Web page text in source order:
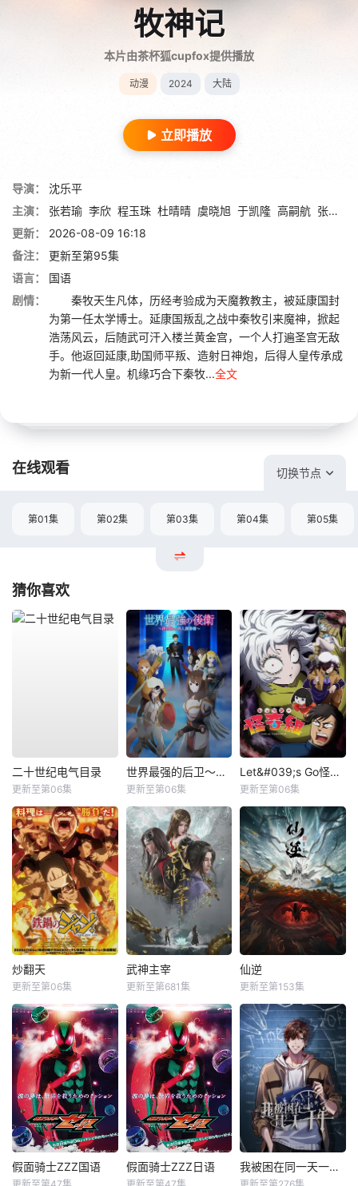
牧神记
本片由茶杯狐cupfox提供播放
动漫 2024 大陆
立即播放
导演：
沈乐平
主演：
张若瑜 李欣 程玉珠 杜晴晴 虞晓旭 于凯隆 高嗣航 张恒
更新：
2026-08-09 16:18
备注：
更新至第95集
语言：
国语
剧情：
秦牧天生凡体，历经考验成为天魔教教主，被延康国封
为第一任太学博士。延康国叛乱之战中秦牧引来魔神，掀起
浩荡风云，后随武可汗入楼兰黄金宫，一个人打遍圣宫无敌
手。他返回延康,助国师平叛、造射日神炮，后得人皇传承成
为新一代人皇。机缘巧合下秦牧...全文
在线观看 切换节点
第01集 第02集 第03集 第04集 第05集
猜你喜欢
二十世纪电气目录
更新至第06集
世界最强的后卫～迷宫国的新人探索者～
更新至第06集
Let&#039;s Go怪奇组
更新至第06集
炒翻天
更新至第06集
武神主宰
更新至第681集
仙逆
更新至第153集
假面骑士ZZZ国语 假面骑士ZZZ日语 我被困在同一天一千年动态漫